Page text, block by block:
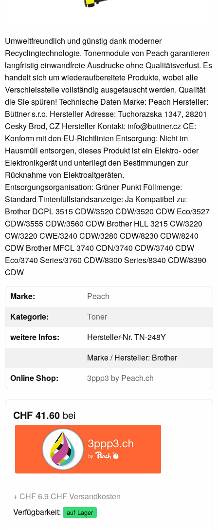
Umweltfreundlich und günstig dank moderner
Recyclingtechnologie. Tonermodule von Peach garantieren
langfristig einwandfreie Ausdrucke ohne Qualitätsverlust. Es
handelt sich um wiederaufbereitete Produkte, wobei alle
Verschleissteile vollständig ausgetauscht werden. Qualität
die Sie spüren! Technische Daten Marke: Peach Hersteller:
Büttner s.r.o. Hersteller Adresse: Tuchorazska 1347, 28201
Cesky Brod, CZ Hersteller Kontakt: info@buttner.cz CE:
Konform mit den EU-Richtlinien Entsorgung: Nicht im
Hausmüll entsorgen, dieses Produkt ist ein Elektro- oder
Elektronikgerät und unterliegt den Bestimmungen zur
Rücknahme von Elektroaltgeräten.
Entsorgungsorganisation: Grüner Punkt Füllmenge:
Standard Tintenfüllstandsanzeige: Ja Kompatibel zu:
Brother DCPL 3515 CDW/3520 CDW/3520 CDW Eco/3527
CDW/3555 CDW/3560 CDW Brother HLL 3215 CW/3220
CW/3220 CWE/3240 CDW/3280 CDW/8230 CDW/8240
CDW Brother MFCL 3740 CDN/3740 CDW/3740 CDW
Eco/3740 Series/3760 CDW/8300 Series/8340 CDW/8390
CDW
Marke:
Peach
Kategorie:
Toner
weitere Infos:
Hersteller-Nr. TN-248Y
Marke / Hersteller: Brother
Online Shop:
3ppp3 by Peach.ch
CHF 41.60 bei
+ CHF 6.9 CHF Versandkosten
Verfügbarkeit:
auf Lager